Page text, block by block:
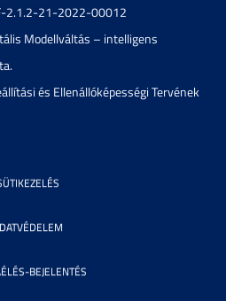
2.1.2-21-2022-00012
Modellváltás – intelligens
és Ellenállóképességi Tervének
BEJELENTÉS